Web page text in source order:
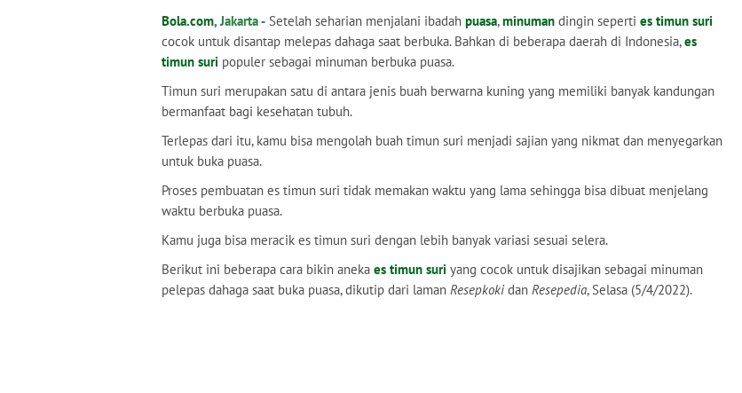
Bola.com, Jakarta - Setelah seharian menjalani ibadah puasa,minuman dingin seperti es timun suri
cocok untuk disantap melepas dahaga saat berbuka. Bahkan di beberapa daerah di Indonesia,es
timun suri populer sebagai minuman berbuka puasa.
Timun suri merupakan satu di antara jenis buah berwarna kuning yang memiliki banyak kandungan
bermanfaat bagi kesehatan tubuh.
Terlepas dari itu, kamu bisa mengolah buah timun suri menjadi sajian yang nikmat dan menyegarkan
untuk buka puasa.
Proses pembuatan es timun suri tidak memakan waktu yang lama sehingga bisa dibuat menjelang
waktu berbuka puasa.
Kamu juga bisa meracik es timun suri dengan lebih banyak variasi sesuai selera.
Berikut ini beberapa cara bikin aneka es timun suri yang cocok untuk disajikan sebagai minuman
pelepas dahaga saat buka puasa, dikutip dari laman Resepkoki dan Resepedia, Selasa (5/4/2022).